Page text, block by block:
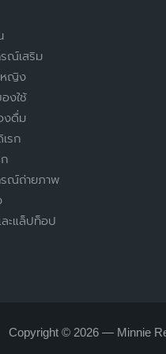
ณ์เสริม
หญิง
งใช้
งดื่ม
รก
ณ์ถ่ายภาพ
ะแล็ปท็อป
Copyright © 2026 — Minnie